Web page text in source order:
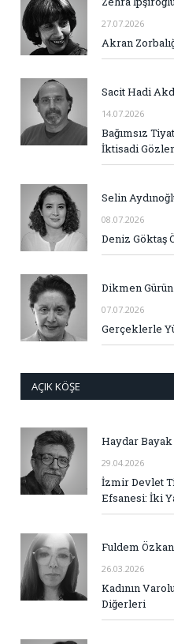
27.07.2026
Akran
Sacit Hadi
14.07.2026
Bağımsız
İktisadi
Selin
08.07.2026
Deniz Göktaş
Dikmen Gürün
07.07.2026
Gerçeklerle
AÇIK KÖŞE
Haydar Bayak
29.04.2026
İzmir Devlet
Efsanesi: İki
Fuldem Özkan
26.03.2026
Kadının
Diğerleri